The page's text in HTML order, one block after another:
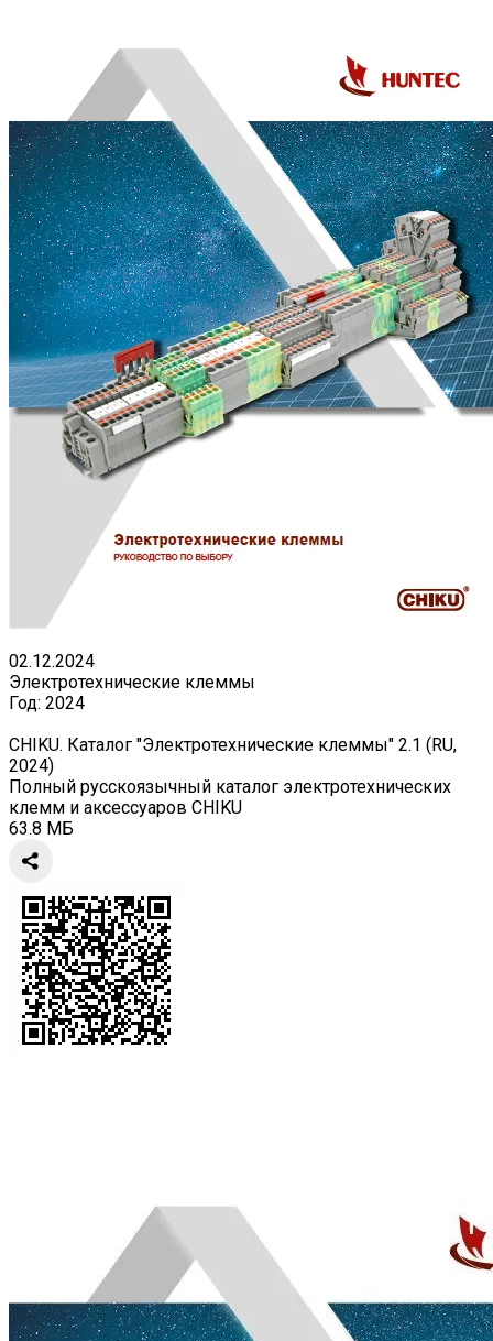
02.12.2024
Электротехнические клеммы
Год: 2024
CHIKU. Каталог "Электротехнические клеммы" 2.1 (RU,
2024)
Полный русскоязычный каталог электротехнических
клемм и аксессуаров CHIKU
63.8 МБ